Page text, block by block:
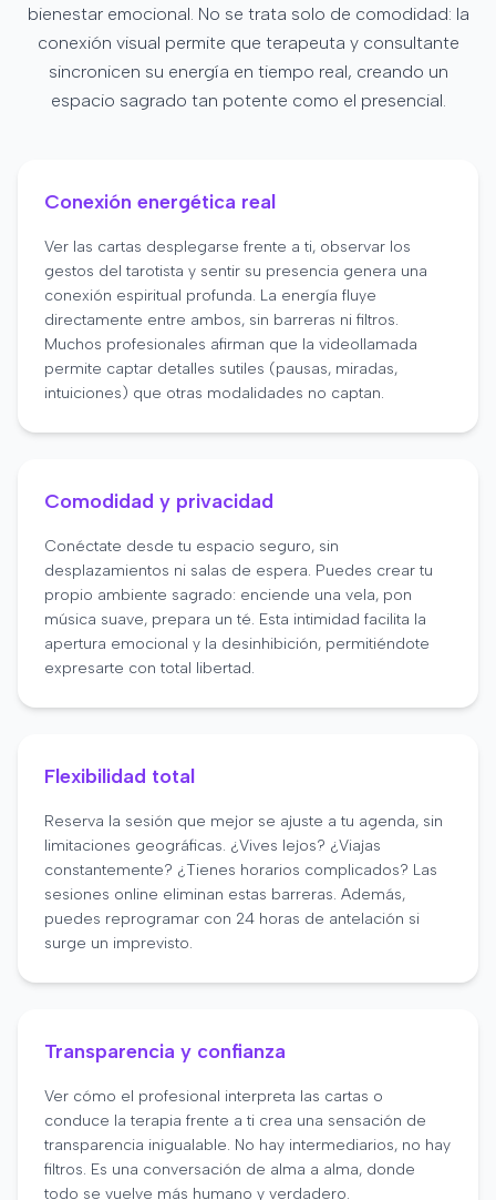
bienestar emocional. No se trata solo de comodidad: la
conexión visual permite que terapeuta y consultante
sincronicen su energía en tiempo real, creando un
espacio sagrado tan potente como el presencial.
Conexión energética real
Ver las cartas desplegarse frente a ti, observar los
gestos del tarotista y sentir su presencia genera una
conexión espiritual profunda. La energía fluye
directamente entre ambos, sin barreras ni filtros.
Muchos profesionales afirman que la videollamada
permite captar detalles sutiles (pausas, miradas,
intuiciones) que otras modalidades no captan.
Comodidad y privacidad
Conéctate desde tu espacio seguro, sin
desplazamientos ni salas de espera. Puedes crear tu
propio ambiente sagrado: enciende una vela, pon
música suave, prepara un té. Esta intimidad facilita la
apertura emocional y la desinhibición, permitiéndote
expresarte con total libertad.
Flexibilidad total
Reserva la sesión que mejor se ajuste a tu agenda, sin
limitaciones geográficas. ¿Vives lejos? ¿Viajas
constantemente? ¿Tienes horarios complicados? Las
sesiones online eliminan estas barreras. Además,
puedes reprogramar con 24 horas de antelación si
surge un imprevisto.
Transparencia y confianza
Ver cómo el profesional interpreta las cartas o
conduce la terapia frente a ti crea una sensación de
transparencia inigualable. No hay intermediarios, no hay
filtros. Es una conversación de alma a alma, donde
todo se vuelve más humano y verdadero.